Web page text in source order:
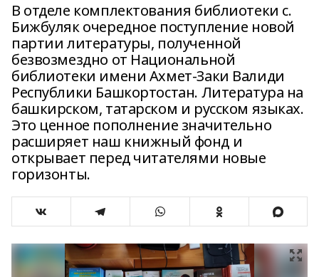
В отделе комплектования библиотеки с.
Бижбуляк очередное поступление новой
партии литературы, полученной
безвозмездно от Национальной
библиотеки имени Ахмет-Заки Валиди
Республики Башкортостан. Литература на
башкирском, татарском и русском языках.
Это ценное пополнение значительно
расширяет наш книжный фонд и
открывает перед читателями новые
горизонты.